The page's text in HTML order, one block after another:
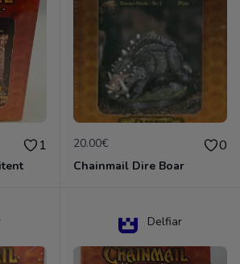
1 20.00€ 0
Chainmail Dire Boar
Delfiar